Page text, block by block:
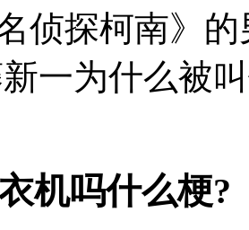
侦探柯南》
一为什么被
机吗什么梗?